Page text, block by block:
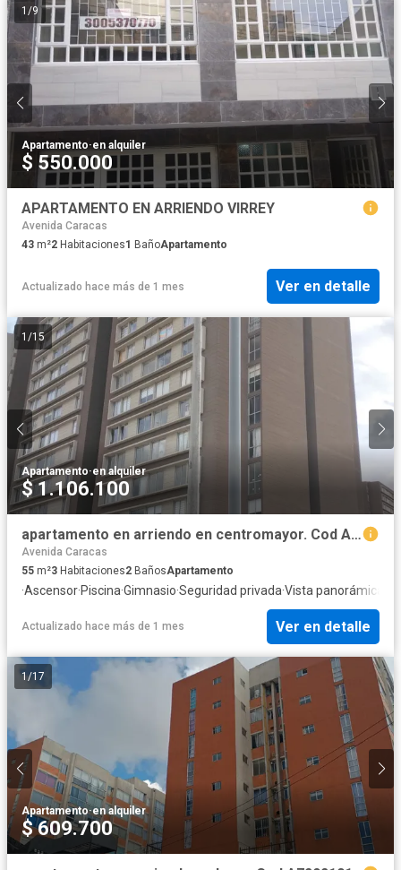
1 /9
Apartamento·en alquiler
$ 550.000
APARTAMENTO EN ARRIENDO VIRREY
Avenida Caracas
43 m²2 Habitaciones1 BañoApartamento
Actualizado hace más de 1 mes Ver en detalle
1 /15
Apartamento·en alquiler
$ 1.106.100
apartamento en arriendo en centromayor. Cod A7289201
Avenida Caracas
55 m²3 Habitaciones2 BañosApartamento
·Ascensor·Piscina·Gimnasio·Seguridad privada·Vista panorámica
Actualizado hace más de 1 mes Ver en detalle
1/17
Apartamento·en alquiler
$ 609.700